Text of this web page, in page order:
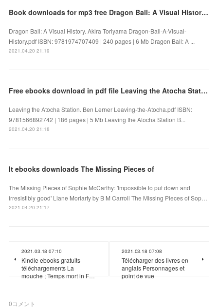
Book downloads for mp3 free Dragon Ball: A Visual History 9781974707409 by Akira Toriyama FB2 PDF
Dragon Ball: A Visual History. Akira Toriyama Dragon-Ball-A-Visual-
History.pdf ISBN: 9781974707409 | 240 pages | 6 Mb Dragon Ball: A ...
2021.04.20 21:19
Free ebooks download in pdf file Leaving the Atocha Station
Leaving the Atocha Station. Ben Lerner Leaving-the-Atocha.pdf ISBN:
9781566892742 | 186 pages | 5 Mb Leaving the Atocha Station B...
2021.04.20 21:18
It ebooks downloads The Missing Pieces of
The Missing Pieces of Sophie McCarthy: 'Impossible to put down and
irresistibly good' Liane Moriarty by B M Carroll The Missing Pieces of Sop…
2021.04.20 21:17
2021.03.18 07:10
Kindle ebooks gratuits
téléchargements La
mouche ; Temps mort in F…
2021.03.18 07:08
Télécharger des livres en
anglais Personnages et
point de vue
0コメント